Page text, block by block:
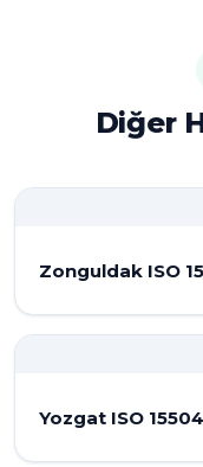
Diğer
Zonguldak ISO
Yozgat ISO